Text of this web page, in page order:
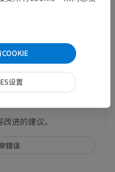
进的建议。
错误
设置